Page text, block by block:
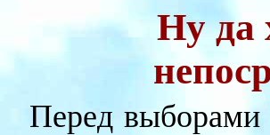
Ну да
Перед выборами